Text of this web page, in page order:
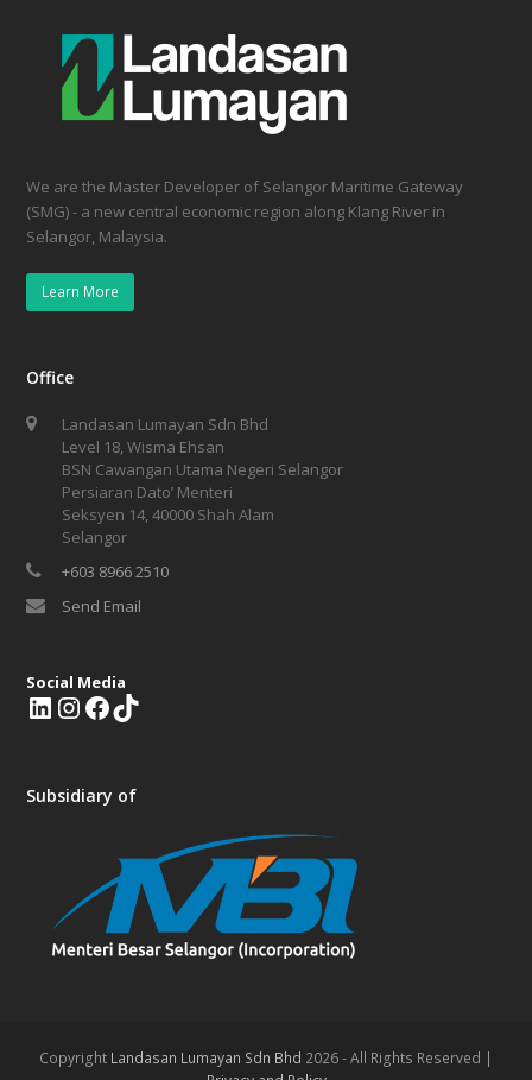
We are the Master Developer of Selangor Maritime Gateway
(SMG) - a new central economic region along Klang River in
Selangor, Malaysia.
Learn More
Office
Landasan Lumayan Sdn Bhd
Level 18, Wisma Ehsan
BSN Cawangan Utama Negeri Selangor
Persiaran Dato’ Menteri
Seksyen 14, 40000 Shah Alam
Selangor
+603 8966 2510
Send Email
Social Media
L
e
I
a
m
F
b
o
k
Subsidiary of
Copyright Landasan Lumayan Sdn Bhd 2026 - All Rights Reserved |